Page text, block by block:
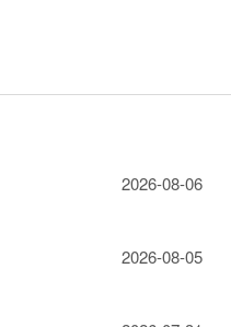
2026-08-06
2026-08-05